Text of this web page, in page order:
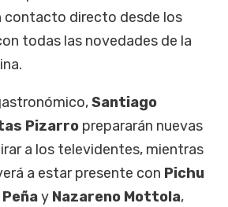
contacto directo desde los
todas las novedades de la
Santiago
Pizarro prepararán nuevas
a los televidentes, mientras
a estar presente con Pichu
y Nazareno Mottola,